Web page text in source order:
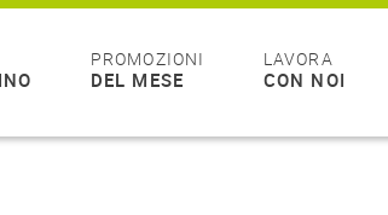
PROMOZIONI
DEL MESE
LAVORA
CON NOI